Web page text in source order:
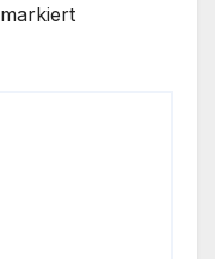
markiert